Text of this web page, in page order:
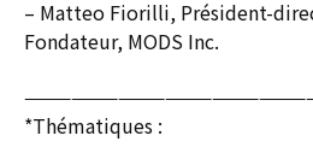
– Matteo Fiorilli, Président-
Fondateur, MODS Inc.
*Thématiques :